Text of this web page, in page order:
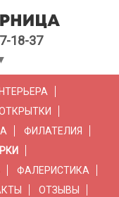
18-37
ФИЛАТЕЛИЯ
ФАЛЕРИСТИКА
ОТЗЫВЫ